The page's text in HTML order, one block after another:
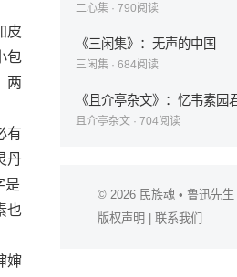
皮
包
两
有
丹
是
也
婶
二心集 · 790阅读
《三闲集》：无声的中国
三闲集 · 684阅读
《且介亭杂文》：忆韦素园
且介亭杂文 · 704阅读
© 2026 民族魂 • 鲁迅先生
版权声明
联系我们